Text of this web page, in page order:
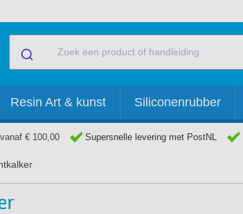
Resin Art & kunst Siliconenrubber
€ 100,00 Supersnelle levering met PostNL